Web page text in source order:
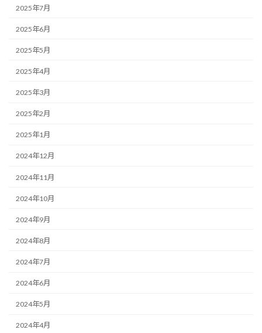
2025年7月
2025年6月
2025年5月
2025年4月
2025年3月
2025年2月
2025年1月
2024年12月
2024年11月
2024年10月
2024年9月
2024年8月
2024年7月
2024年6月
2024年5月
2024年4月